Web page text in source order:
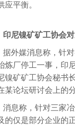
应平衡。
印尼镍矿矿工协会
据外媒消息称，针
炼厂停工一事，印
镍矿矿工协会秘书
某论坛研讨会上的
消息称，针对三家
的仅是部分企业的